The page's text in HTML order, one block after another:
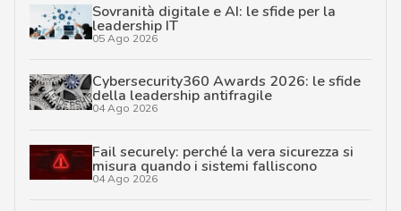
Sovranità digitale e AI: le sfide per la
leadership IT
05 Ago 2026
Cybersecurity360 Awards 2026: le sfide
della leadership antifragile
04 Ago 2026
Fail securely: perché la vera sicurezza si
misura quando i sistemi falliscono
04 Ago 2026